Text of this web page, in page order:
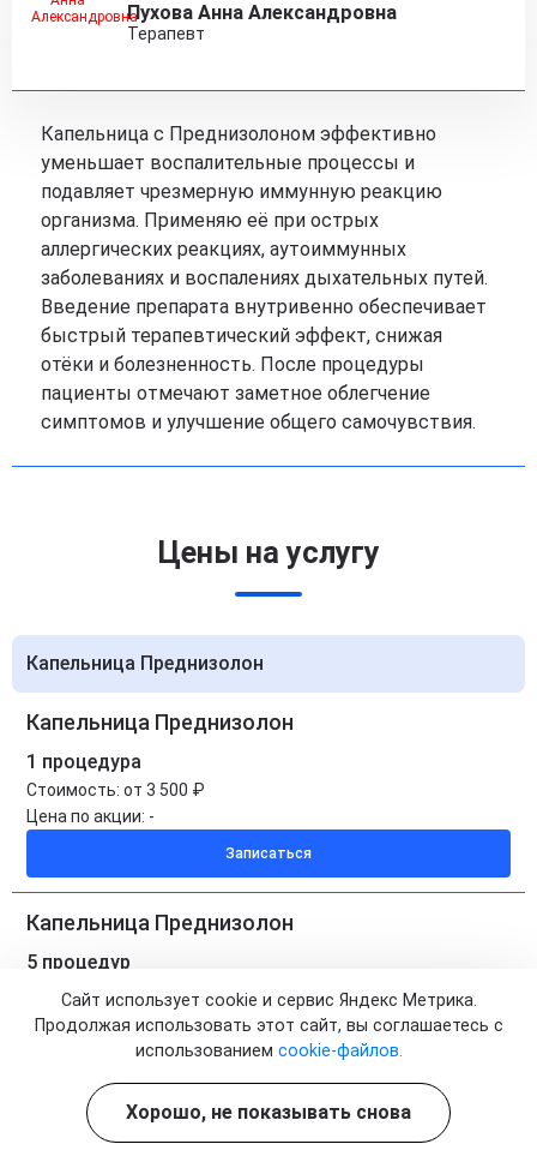
Пухова Анна Александровна
Терапевт
Капельница с Преднизолоном эффективно
уменьшает воспалительные процессы и
подавляет чрезмерную иммунную реакцию
организма. Применяю её при острых
аллергических реакциях, аутоиммунных
заболеваниях и воспалениях дыхательных путей.
Введение препарата внутривенно обеспечивает
быстрый терапевтический эффект, снижая
отёки и болезненность. После процедуры
пациенты отмечают заметное облегчение
симптомов и улучшение общего самочувствия.
Цены на услугу
Капельница Преднизолон
Капельница Преднизолон
1 процедура
Стоимость: от 3 500 ₽
Цена по акции: -
Записаться
Капельница Преднизолон
5 процедур
Стоимость:
Цена по акции:
Записаться
Капельница Преднизолон на дому
Сайт использует cookie и сервис Яндекс Метрика.
Продолжая использовать этот сайт, вы соглашаетесь с
использованием cookie-файлов.
Хорошо, не показывать снова